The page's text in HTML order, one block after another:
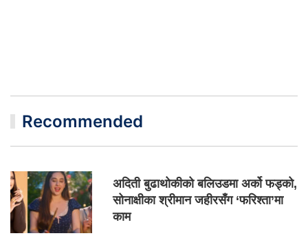
Recommended
अदिती बुढाथोकीको बलिउडमा अर्को फड्को,
सोनाक्षीका श्रीमान जहीरसँग ‘फरिश्ता’मा
काम